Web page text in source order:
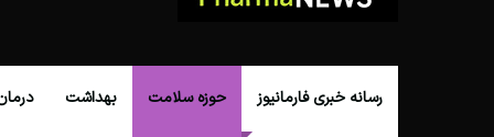
رسانه خبری فارمانیوز حوزه سلامت بهداشت